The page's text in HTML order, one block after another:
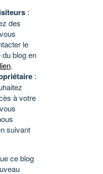
:
des
le
blog en
.
:
à votre
suivant
ce blog